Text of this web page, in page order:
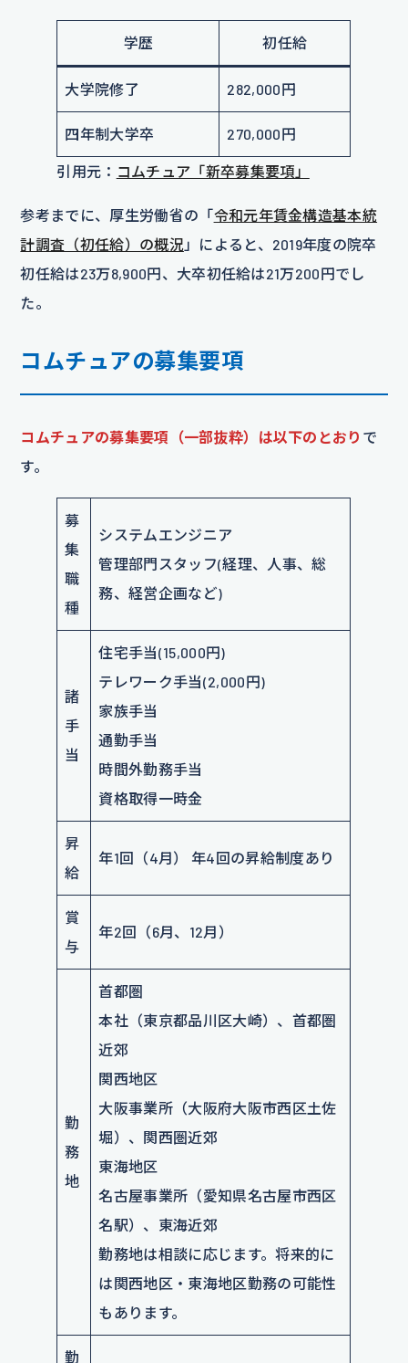
学歴 初任給
大学院修了 282,000円
四年制大学卒 270,000円
引用元： コムチュア「新卒募集要項」
参考までに、厚生労働省の「令和元年賃金構造基本統
計調査（初任給）の概況」によると、2019年度の院卒
初任給は23万8,900円、大卒初任給は21万200円でし
た。
コムチュアの募集要項
コムチュアの募集要項（一部抜粋）は以下のとおり で
す。
募
集
職
種
システムエンジニア
管理部門スタッフ(経理、人事、総
務、経営企画など)
諸
手
当
住宅手当(15,000円)
テレワーク手当(2,000円)
家族手当
通勤手当
時間外勤務手当
資格取得一時金
昇
給
年1回（4月） 年4回の昇給制度あり
賞
与
年2回（6月、12月）
勤
務
地
首都圏
本社（東京都品川区大崎）、首都圏
近郊
関西地区
大阪事業所（大阪府大阪市西区土佐
堀）、関西圏近郊
東海地区
名古屋事業所（愛知県名古屋市西区
名駅）、東海近郊
勤務地は相談に応じます。将来的に
は関西地区・東海地区勤務の可能性
もあります。
勤